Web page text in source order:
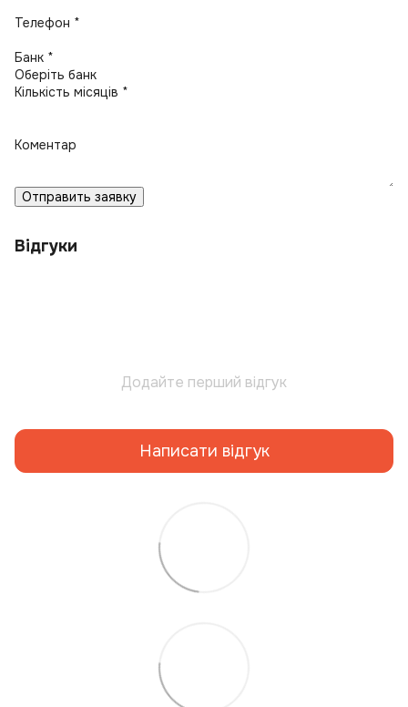
Телефон *
Банк *
Кількість місяців *
Коментар
Отправить заявку
Відгуки
Додайте перший відгук
Написати відгук